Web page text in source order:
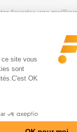
favorise une
ainsi une
la présence de
pendant les
endurance
ses nombreux